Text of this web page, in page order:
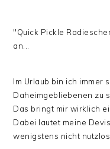
"Quick Pickle
an...
Im Urlaub bin ich immer
Daheimgebliebenen zu
Das bringt mir wirklich
Dabei lautet meine
wenigstens nicht nutzlos